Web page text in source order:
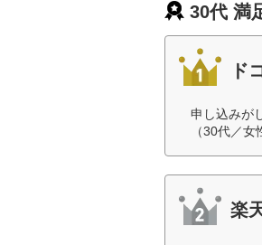
30代 満
ド
申し込みが
（30代／女
楽